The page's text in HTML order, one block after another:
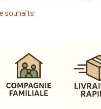
souhaits